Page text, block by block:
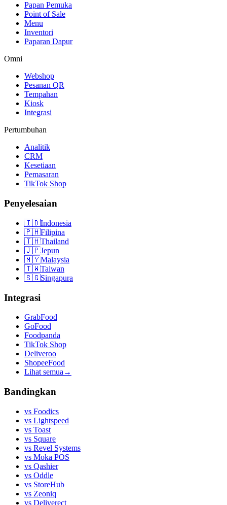
Papan Pemuka
Point of Sale
Menu
Inventori
Paparan Dapur
Omni
Webshop
Pesanan QR
Tempahan
Kiosk
Integrasi
Pertumbuhan
Analitik
CRM
Kesetiaan
Pemasaran
TikTok Shop
Penyelesaian
🇮🇩Indonesia
🇵🇭Filipina
🇹🇭Thailand
🇯🇵Jepun
🇲🇾Malaysia
🇹🇼Taiwan
🇸🇬Singapura
Integrasi
GrabFood
GoFood
Foodpanda
TikTok Shop
Deliveroo
ShopeeFood
Lihat semua →
Bandingkan
vs Foodics
vs Lightspeed
vs Toast
vs Square
vs Revel Systems
vs Moka POS
vs Qashier
vs Oddle
vs StoreHub
vs Zeoniq
vs Deliverect